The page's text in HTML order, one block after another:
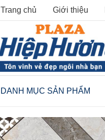
Trang chủ Giới thiệu
DANH MỤC SẢN PHẨM